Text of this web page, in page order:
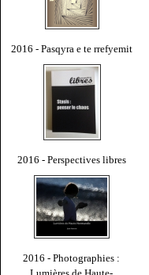
2016 - Pasqyra e te rrefyemit
2016 - Perspectives libres
2016 - Photographies :